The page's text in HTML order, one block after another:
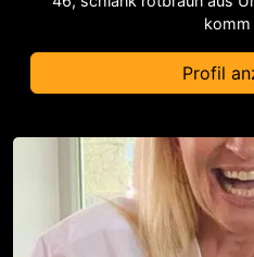
komm
Profil